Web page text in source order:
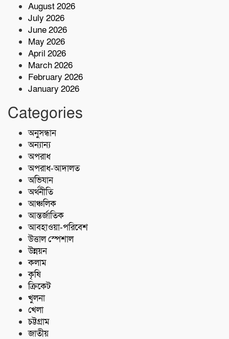
৫ কোটি টাকা মূল্যের ১ কেজি ক্রিস্টাল মেথ
August 2026
July 2026
June 2026
May 2026
April 2026
March 2026
February 2026
January 2026
Categories
অনুসন্ধান
অন্যান্য
অপরাধ
অপরাধ-আদালত
অভিযান
অর্থনীতি
আঞ্চলিক
আন্তর্জাতিক
আবহাওয়া-পরিবেশ
উত্তাল স্পেশাল
উন্নয়ন
কলাম
কৃষি
ক্রিকেট
খুলনা
খেলা
চট্টগ্রাম
জাতীয়